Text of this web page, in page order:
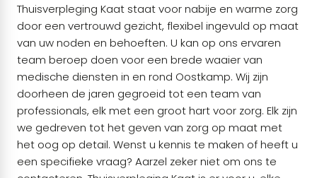
Thuisverpleging Kaat staat voor nabije en warme zorg
door een vertrouwd gezicht, flexibel ingevuld op maat
van uw noden en behoeften. U kan op ons ervaren
team beroep doen voor een brede waaier van
medische diensten in en rond Oostkamp. Wij zijn
doorheen de jaren gegroeid tot een team van
professionals, elk met een groot hart voor zorg. Elk zijn
we gedreven tot het geven van zorg op maat met
het oog op detail. Wenst u kennis te maken of heeft u
een specifieke vraag? Aarzel zeker niet om ons te